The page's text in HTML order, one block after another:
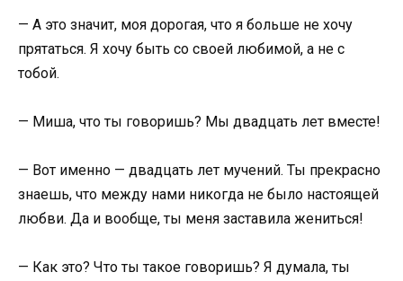
— А это значит, моя дорогая, что я больше не хочу
прятаться. Я хочу быть со своей любимой, а не с
тобой.
— Миша, что ты говоришь? Мы двадцать лет вместе!
— Вот именно — двадцать лет мучений. Ты прекрасно
знаешь, что между нами никогда не было настоящей
любви. Да и вообще, ты меня заставила жениться!
— Как это? Что ты такое говоришь? Я думала, ты